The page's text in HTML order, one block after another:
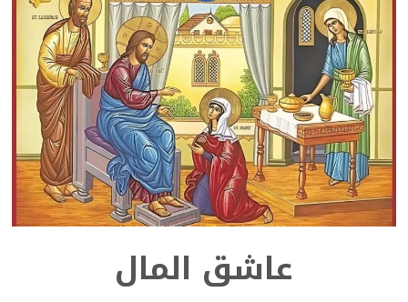
عاشق المال